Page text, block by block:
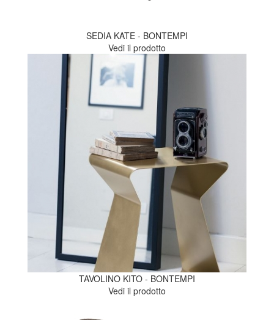
SEDIA KATE - BONTEMPI
Vedi il prodotto
TAVOLINO KITO - BONTEMPI
Vedi il prodotto